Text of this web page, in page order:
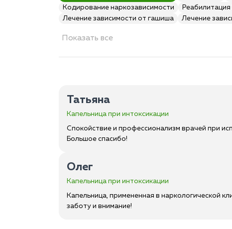
Кодирование наркозависимости
Реабилитация
Лечение зависимости от гашиша
Лечение
Показать все
Татьяна
Капельница при интоксикации
Спокойствие и профессионализм врачей при
Большое спасибо!
Олег
Капельница при интоксикации
Капельница, примененная в наркологической
заботу и внимание!